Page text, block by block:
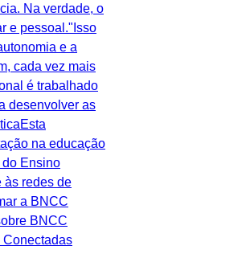
Na verdade, o
e pessoal."Isso
e a
cada vez mais
é trabalhado
desenvolver as
na educação
do Ensino
às redes de
a BNCC
BNCC
Conectadas